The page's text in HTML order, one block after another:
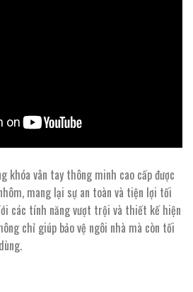
khóa vân tay thông minh cao cấp được
mang lại sự an toàn và tiện lợi tối
các tính năng vượt trội và thiết kế hiện
chỉ giúp bảo vệ ngôi nhà mà còn tối